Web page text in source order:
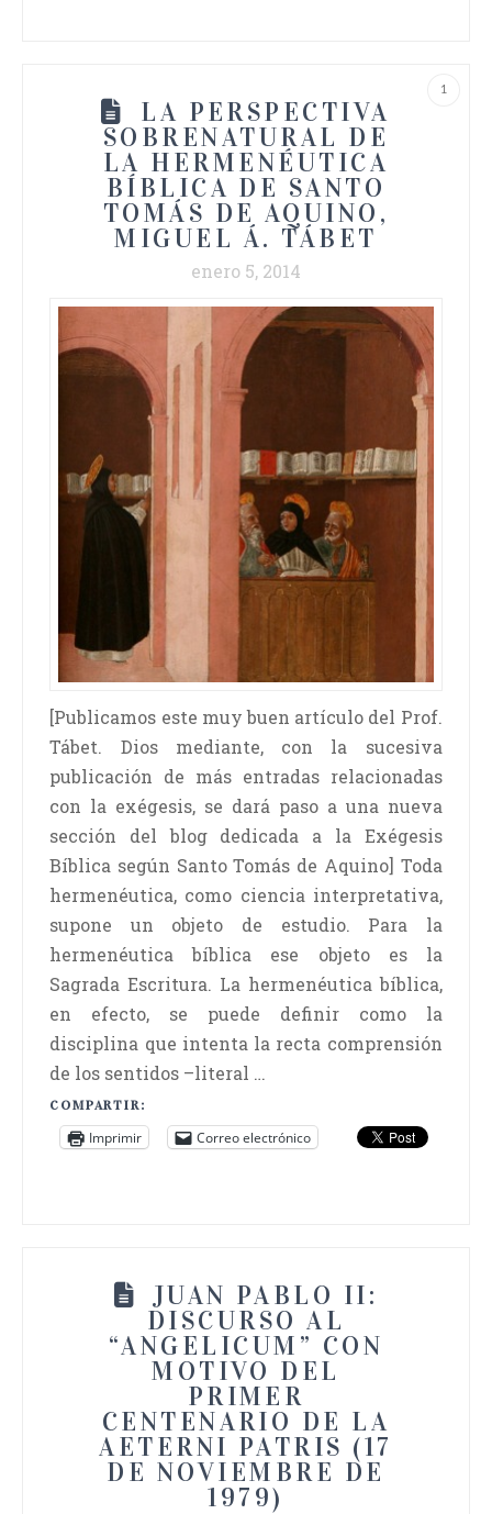
1
LA PERSPECTIVA
SOBRENATURAL DE
LA HERMENÉUTICA
BÍBLICA DE SANTO
TOMÁS DE AQUINO,
MIGUEL Á. TÁBET
enero 5, 2014
[Publicamos este muy buen artículo del Prof.
Tábet. Dios mediante, con la sucesiva
publicación de más entradas relacionadas
con la exégesis, se dará paso a una nueva
sección del blog dedicada a la Exégesis
Bíblica según Santo Tomás de Aquino] Toda
hermenéutica, como ciencia interpretativa,
supone un objeto de estudio. Para la
hermenéutica bíblica ese objeto es la
Sagrada Escritura. La hermenéutica bíblica,
en efecto, se puede definir como la
disciplina que intenta la recta comprensión
de los sentidos –literal …
COMPARTIR:
Imprimir Correo electrónico
JUAN PABLO II:
DISCURSO AL
“ANGELICUM” CON
MOTIVO DEL
PRIMER
CENTENARIO DE LA
AETERNI PATRIS (17
DE NOVIEMBRE DE
1979)